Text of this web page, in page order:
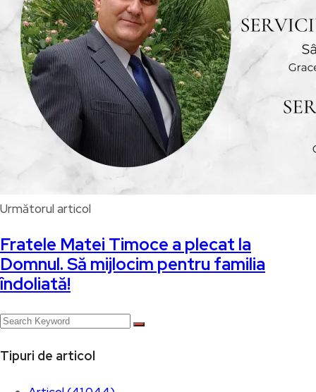
Următorul articol
Fratele Matei Timoce a plecat la
Domnul. Să mijlocim pentru familia
îndoliată!
Tipuri de articol